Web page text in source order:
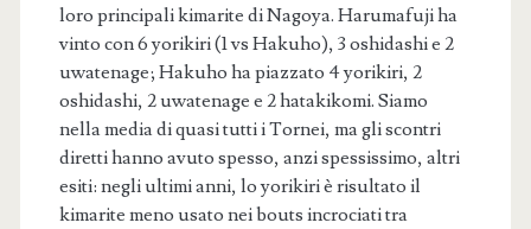
loro principali kimarite di Nagoya. Harumafuji ha
vinto con 6 yorikiri (1 vs Hakuho), 3 oshidashi e 2
uwatenage; Hakuho ha piazzato 4 yorikiri, 2
oshidashi, 2 uwatenage e 2 hatakikomi. Siamo
nella media di quasi tutti i Tornei, ma gli scontri
diretti hanno avuto spesso, anzi spessissimo, altri
esiti: negli ultimi anni, lo yorikiri è risultato il
kimarite meno usato nei bouts incrociati tra